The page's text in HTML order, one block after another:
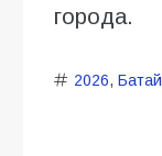
города.
2026,